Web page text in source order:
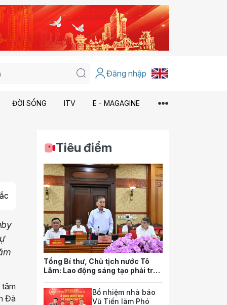
Đăng nhập
ĐỜI SỐNG ITV E - MAGAGINE
Đà
Tiêu điểm
Tổng Bí thư, Chủ tịch nước Tô
Lâm: Lao động sáng tạo phải trở
của quốc gia trong tương lai
Bổ nhiệm nhà báo
Vũ Tiến làm Phó